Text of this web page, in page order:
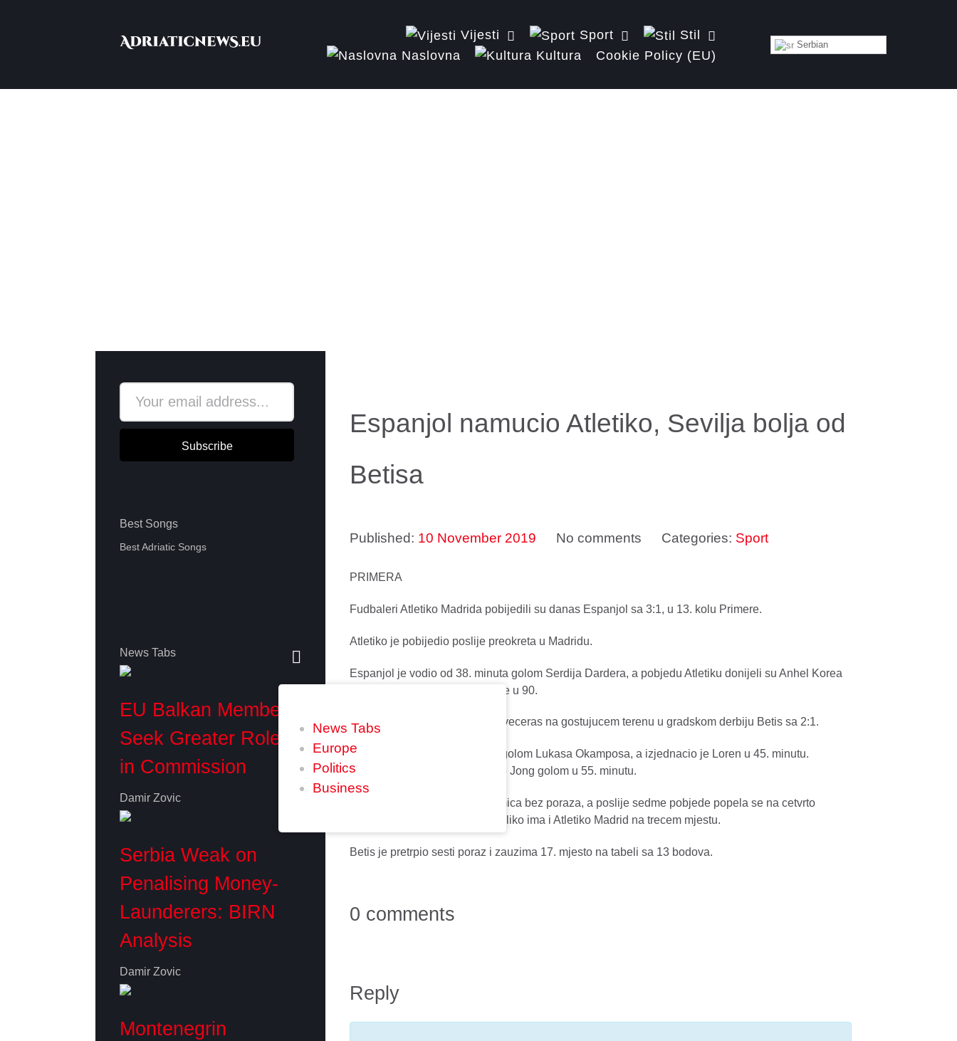
Vijesti Sport
Stil
Naslovna
Kultura Cookie Policy (EU)
Serbian
Subscribe
Best Songs
Best Adriatic Songs
News Tabs
Europe
Politics
Business
News Tabs
EU Balkan Members
Seek Greater Role
in Commission
Damir Zovic
Serbia Weak on
Penalising Money-
Launderers: BIRN
Analysis
Damir Zovic
Montenegrin
Espanjol namucio Atletiko, Sevilja bolja od
Betisa
Published: 10 November 2019 No comments Categories: Sport
PRIMERA
Fudbaleri Atletiko Madrida pobijedili su danas Espanjol sa 3:1, u 13. kolu Primere.
Atletiko je pobijedio poslije preokreta u Madridu.
Espanjol je vodio od 38. minuta golom Serdija Dardera, a pobjedu Atletiku donijeli su Anhel Korea
u 45, Alvaro Morata u 58. i Koke u 90.
Fudbaleri Sevilje pobijedili su veceras na gostujucem terenu u gradskom derbiju Betis sa 2:1.
Sevilja je povela u 13. minutu golom Lukasa Okamposa, a izjednacio je Loren u 45. minutu.
Pobjedu Sevilji donio je Luk de Jong golom u 55. minutu.
Sevilja je posljednjih pet utakmica bez poraza, a poslije sedme pobjede popela se na cetvrto
mjesto na tabeli sa 24 boda, koliko ima i Atletiko Madrid na trecem mjestu.
Betis je pretrpio sesti poraz i zauzima 17. mjesto na tabeli sa 13 bodova.
0 comments
Reply